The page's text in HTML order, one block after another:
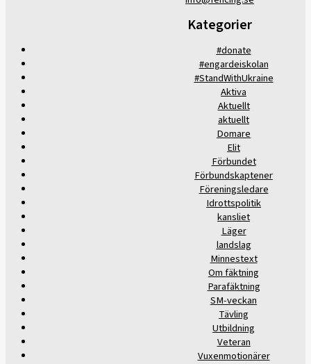
Kategorier
#donate
#engardeiskolan
#StandWithUkraine
Aktiva
Aktuellt
aktuellt
Domare
Elit
Förbundet
Förbundskaptener
Föreningsledare
Idrottspolitik
kansliet
Läger
landslag
Minnestext
Om fäktning
Parafäktning
SM-veckan
Tävling
Utbildning
Veteran
Vuxenmotionärer